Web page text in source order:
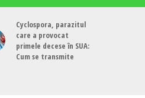
Cyclospora, parazitul
care a provocat
primele decese în SUA:
Cum se transmite